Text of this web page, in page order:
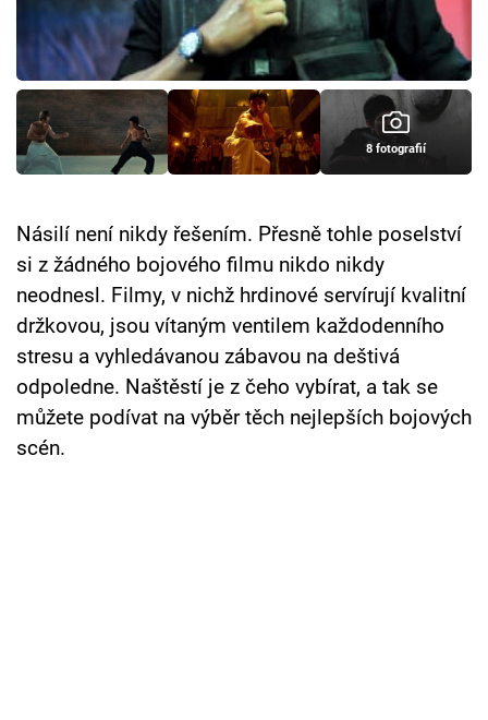
Cool Esport
Pořady
TV Program
Sledujte nás
8 fotografií
Násilí není nikdy řešením. Přesně tohle poselství
si z žádného bojového filmu nikdo nikdy
neodnesl. Filmy, v nichž hrdinové servírují kvalitní
držkovou, jsou vítaným ventilem každodenního
stresu a vyhledávanou zábavou na deštivá
odpoledne. Naštěstí je z čeho vybírat, a tak se
můžete podívat na výběr těch nejlepších bojových
scén.